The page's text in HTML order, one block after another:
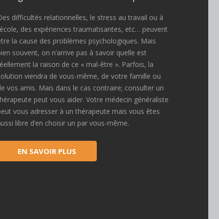
difficultés relationnelles, le stress au travail ou à
des expériences traumatisantes, etc… peuvent
la cause des problèmes psychologiques. Mais
souvent, on n’arrive pas à savoir quelle est
la raison de ce « mal-être ». Parfois, la
viendra de vous-même, de votre famille ou
vos amis. Mais dans le cas contraire; consulter un
peut vous aider. Votre médecin généraliste
vous adresser à un thérapeute mais vous êtes
libre d’en choisir un par vous-même.
EN SAVOIR PLUS